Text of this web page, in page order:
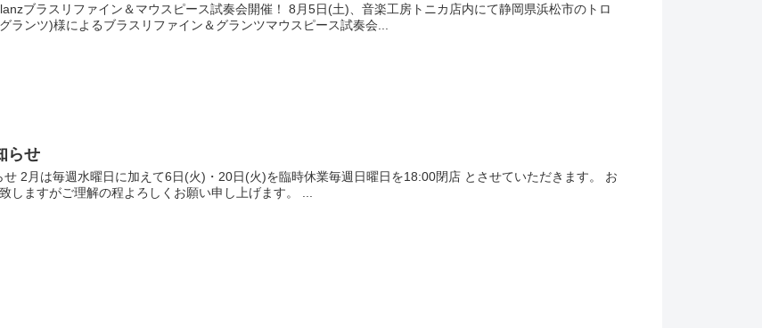
ブラスリファイン＆マウスピース試奏会開催！ 8月5日(土)、音楽工房トニカ店内にて静岡県浜松市のトロ
ランツ)様によるブラスリファイン＆グランツマウスピース試奏会...
らせ
2月は毎週水曜日に加えて6日(火)・20日(火)を臨時休業毎週日曜日を18:00閉店 とさせていただきます。 お
しますがご理解の程よろしくお願い申し上げます。 ...